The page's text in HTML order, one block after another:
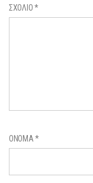
ΣΧΌΛΙΟ*
ΌΝΟΜΑ*